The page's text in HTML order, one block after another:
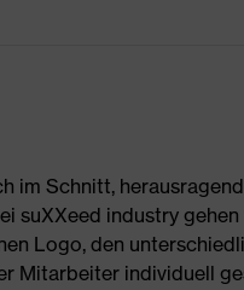
im Schnitt,
suXXeed industry
Logo, den
Mitarbeiter individuell